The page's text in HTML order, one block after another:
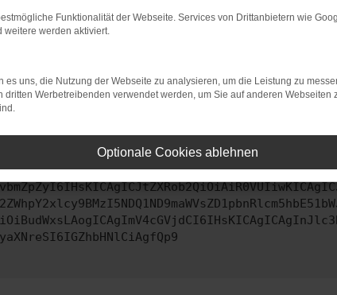
bestimmter Seiten verhindern. Funktioniert die Seite
beheben.
auf dem neuesten Stand sind.
kann auch dazu führen, dass bestimmte Funktionen
uns bitte. Wir werden versuchen, das Problem zu
Funktionalität der Webseite. Services von Drittanbietern wie
weitere werden aktiviert.
es uns, die Nutzung der Webseite zu analysieren, um die Leistung zu
dritten Werbetreibenden verwendet werden, um Sie auf anderen Webseiten
Optionale Cookies ablehnen